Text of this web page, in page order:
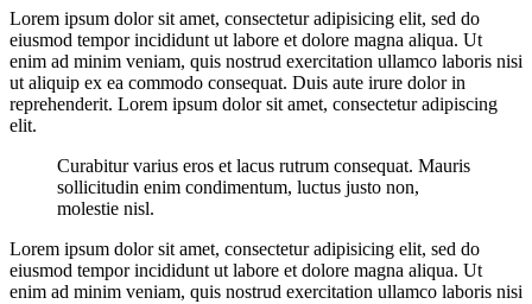
Lorem ipsum dolor sit amet, consectetur adipisicing elit, sed do
eiusmod tempor incididunt ut labore et dolore magna aliqua. Ut
enim ad minim veniam, quis nostrud exercitation ullamco laboris nisi
ut aliquip ex ea commodo consequat. Duis aute irure dolor in
reprehenderit. Lorem ipsum dolor sit amet, consectetur adipiscing
elit.
Curabitur varius eros et lacus rutrum consequat. Mauris
sollicitudin enim condimentum, luctus justo non,
molestie nisl.
Lorem ipsum dolor sit amet, consectetur adipisicing elit, sed do
eiusmod tempor incididunt ut labore et dolore magna aliqua. Ut
enim ad minim veniam, quis nostrud exercitation ullamco laboris nisi